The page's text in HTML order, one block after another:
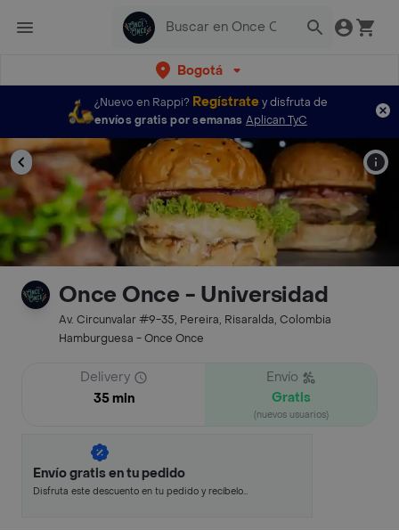
Bogotá
¿Nuevo en Rappi? Regístratey disfruta de
envíos gratis por semanas Aplican TyC
Once Once - Universidad
Av. Circunvalar #9-35, Pereira, Risaralda, Colombia
Hamburguesa - Once Once
Delivery
35 min
Envío
Gratis
(nuevos usuarios)
Envío gratis en tu pedido
Disfruta este descuento en tu pedido y recíbelo